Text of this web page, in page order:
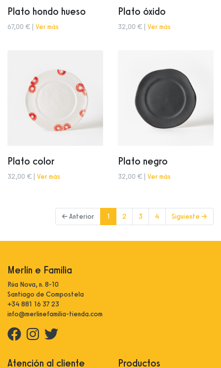
Plato hondo hueso
67,00 € | Ver más
Plato óxido
32,00 € | Ver más
Plato color
32,00 € | Ver más
Plato negro
32,00 € | Ver más
← Anterior 1 (current)
2 3 4 Siguiente →
Merlín e Familia
Rúa Nova, n. 8-10
Santiago de Compostela
+34 881 16 37 23
info@merlinefamilia-tienda.com
Atención al cliente Productos